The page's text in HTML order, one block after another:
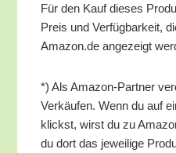
Für den Kauf die­ses
Preis und Ver­füg­bar­keit,
Amazon.de ange­zeigt
*) Als Ama­zon-Part­ner
Ver­käu­fen. Wenn du auf
klickst, wirst du zu
du dort das jewei­li­ge